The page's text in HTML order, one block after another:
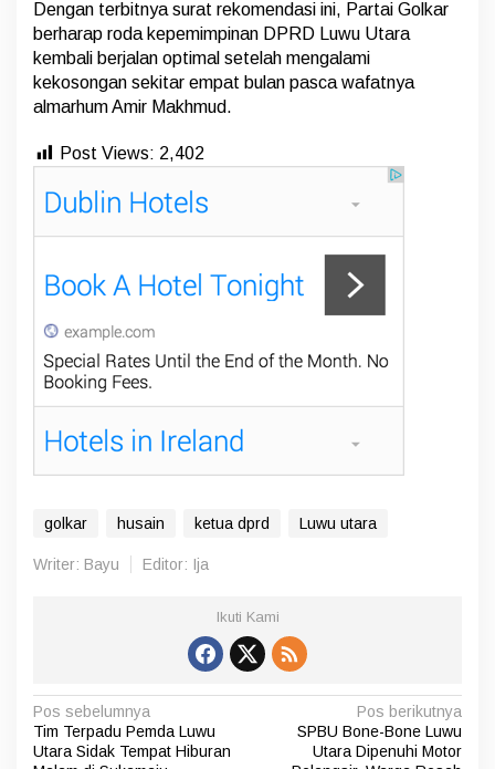
Dengan terbitnya surat rekomendasi ini, Partai Golkar
berharap roda kepemimpinan DPRD Luwu Utara
kembali berjalan optimal setelah mengalami
kekosongan sekitar empat bulan pasca wafatnya
almarhum Amir Makhmud.
Post Views: 2,402
golkar husain ketua dprd Luwu utara
Writer: Bayu Editor: Ija
Ikuti Kami
N
a
Pos sebelumnya
Tim Terpadu Pemda Luwu
Utara Sidak Tempat Hiburan
Pos berikutnya
SPBU Bone-Bone Luwu
Utara Dipenuhi Motor